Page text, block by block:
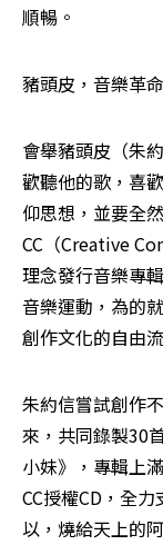
順暢。
豬頭皮，音樂革
會舉豬頭皮（朱
歡聽他的歌，喜
仰思想，並要全
CC（Creative
理念發行音樂專
音樂運動，為的
創作文化的自由
朱約信嘗試創作
來，共同錄製30
小妹》，專輯上
CC授權CD，全
以，燒給天上的